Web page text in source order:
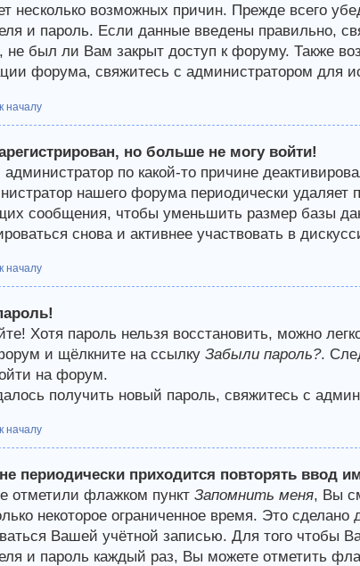
несколько возможных причин. Прежде всего
и пароль. Если данные введены правильно,
не был ли Вам закрыт доступ к форуму. Также
форума, свяжитесь с администратором для
началу
но больше не могу войти!
по какой-то причине
нашего форума периодически удаляет
сообщения, чтобы уменьшить размер базы
снова и активнее участвовать в
началу
Хотя пароль нельзя восстановить, можно
и щёлкните на ссылку Забыли пароль?.
на форум.
получить новый пароль, свяжитесь с
началу
периодически приходится повторять ввод
отметили флажком пункт Запомнить меня, Вы
некоторое ограниченное время. Это сделано
Вашей учётной записью. Для того чтобы
и пароль каждый раз, Вы можете отметить